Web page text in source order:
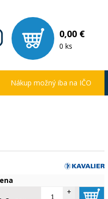
0,00 €
0 ks
+
Nákup možný iba na IČO